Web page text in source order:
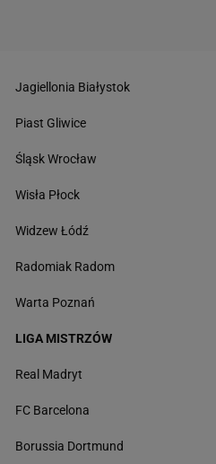
Jagiellonia Białystok
Piast Gliwice
Śląsk Wrocław
Wisła Płock
Widzew Łódź
Radomiak Radom
Warta Poznań
LIGA MISTRZÓW
Real Madryt
FC Barcelona
Borussia Dortmund